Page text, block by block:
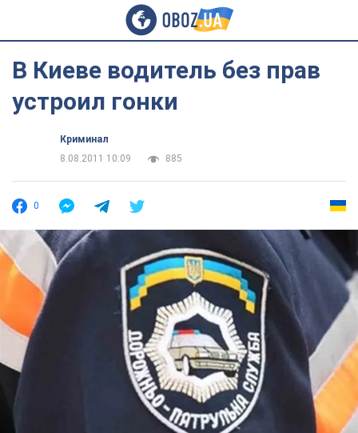
В Киеве водитель без прав
устроил гонки
Криминал
8.08.2011 10:09
885
0